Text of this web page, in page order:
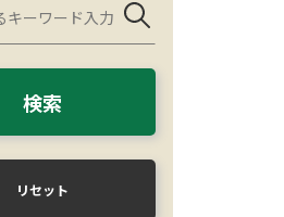
検索
リセット